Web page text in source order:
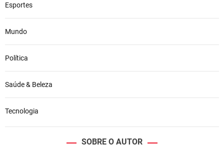
Esportes
Mundo
Política
Saúde & Beleza
Tecnologia
SOBRE O AUTOR